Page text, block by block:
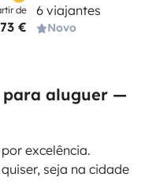
de
73 €
6 viajantes
Novo
para aluguer —
excelência.
seja na cidade